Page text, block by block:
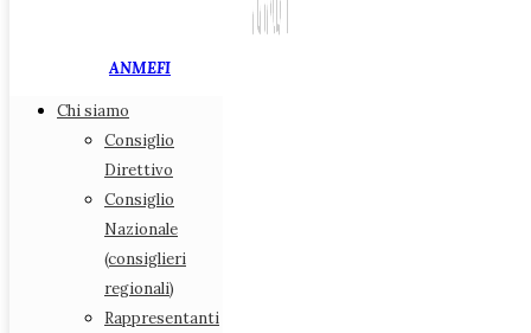
ANMEFI
Chi siamo
Consiglio
Direttivo
Consiglio
Nazionale
(consiglieri
regionali)
Rappresentanti
Associazione Nazionale
Medici di Medicina Fiscale
Chi siamo
Consiglio Direttivo
Consiglio Nazionale (consiglieri regionali)
Rappresentanti Provinciali